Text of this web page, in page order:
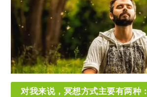
对我来说，冥想方式主要有两种：